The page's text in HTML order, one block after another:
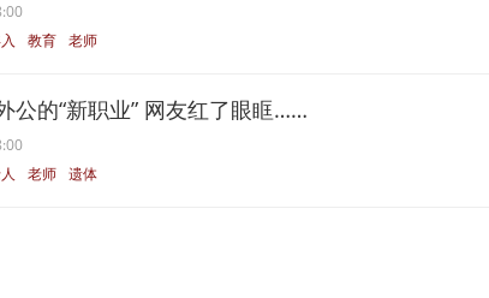
教育 老师
公的“新职业” 网友红了眼眶……
老师 遗体